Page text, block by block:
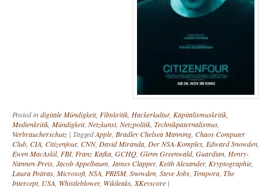
Posted indigitale Mündigkeit, Filmkritik, Hackerkultur, Kapitalismuskritik,
Medienkritik, Mündigkeit, Netzkunst, Netzpolitik, Technikpaternalismus,
Verbraucherschutz | TaggedApple, Bradley Chelsea Manning, Chaos Computer
Club, CIA, Citizenfour, CNN, David Miranda, Der NSA-Komplex, Edward Snowden,
Ewen MacAskil, FBI, Franz Kafka, GCHQ, Glenn Greenwald, Guardian, Henry-
Nannen-Preis, Jacob Appelbaum, James Clapper, Keith Alexander, Kryptographie,
Laura Poitras, Microsoft, NSA, PRISM, Snowden, Steve Jobs, Tempora, The
Intercept, USA, Whistleblower, Wikileaks, XKeyscore |